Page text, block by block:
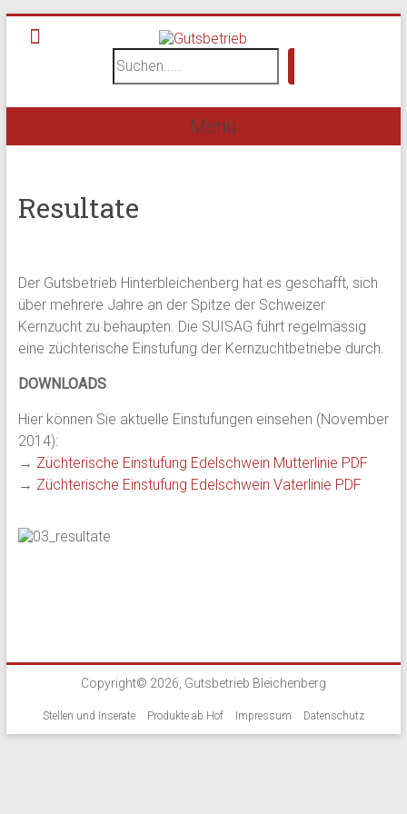
Inhalt
Gutsbetrieb
Menü
Resultate
Der Gutsbetrieb Hinterbleichenberg hat es geschafft, sich
über mehrere Jahre an der Spitze der Schweizer
Kernzucht zu behaupten. Die SUISAG führt regelmässig
eine züchterische Einstufung der Kernzuchtbetriebe durch.
DOWNLOADS
Hier können Sie aktuelle Einstufungen einsehen (November
2014):
→ Züchterische Einstufung Edelschwein Mutterlinie PDF
→ Züchterische Einstufung Edelschwein Vaterlinie PDF
Copyright© 2026, Gutsbetrieb Bleichenberg
Stellen und Inserate Produkte ab Hof Impressum Datenschutz